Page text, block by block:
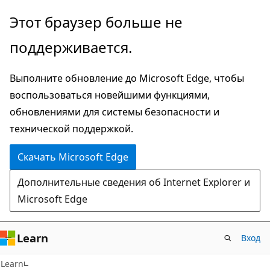
Пропустить
перейти
основному
содержимому
Этот браузер больше не
поддерживается.
Выполните обновление до Microsoft Edge, чтобы
воспользоваться новейшими функциями,
обновлениями для системы безопасности и
технической поддержкой.
Скачать Microsoft Edge
Дополнительные сведения об Internet Explorer и
Microsoft Edge
Learn Вход
Learn